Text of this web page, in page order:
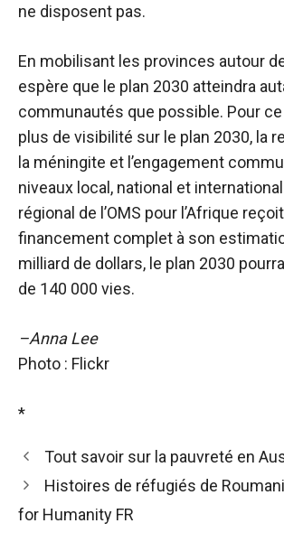
ne disposent pas.
En mobilisant les provinces autour de
espère que le plan 2030 atteindra
communautés que possible. Pour
plus de visibilité sur le plan 2030, la
la méningite et l’engagement
niveaux local, national et
régional de l’OMS pour l’Afrique
financement complet à son
milliard de dollars, le plan 2030
de 140 000 vies.
–Anna Lee
Photo : Flickr
*
Tout savoir sur la pauvreté en
Histoires de réfugiés de
for Humanity FR